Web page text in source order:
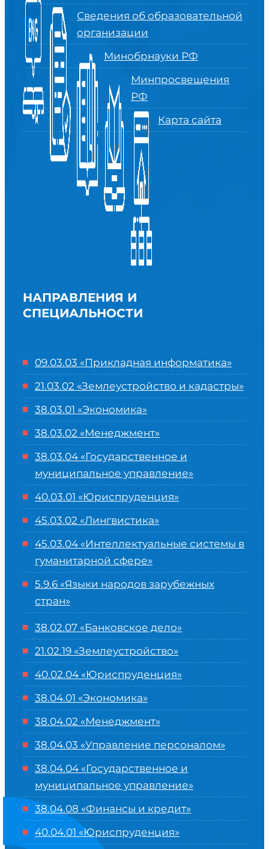
Сведения об образовательной
организации
Минобрнауки РФ
Минпросвещения
РФ
Карта сайта
НАПРАВЛЕНИЯ И
СПЕЦИАЛЬНОСТИ
09.03.03 «Прикладная информатика»
21.03.02 «Землеустройство и кадастры»
38.03.01 «Экономика»
38.03.02 «Менеджмент»
38.03.04 «Государственное и
муниципальное управление»
40.03.01 «Юриспруденция»
45.03.02 «Лингвистика»
45.03.04 «Интеллектуальные системы в
гуманитарной сфере»
5.9.6 «Языки народов зарубежных
стран»
38.02.07 «Банковское дело»
21.02.19 «Землеустройство»
40.02.04 «Юриспруденция»
38.04.01 «Экономика»
38.04.02 «Менеджмент»
38.04.03 «Управление персоналом»
38.04.04 «Государственное и
муниципальное управление»
38.04.08 «Финансы и кредит»
40.04.01 «Юриспруденция»